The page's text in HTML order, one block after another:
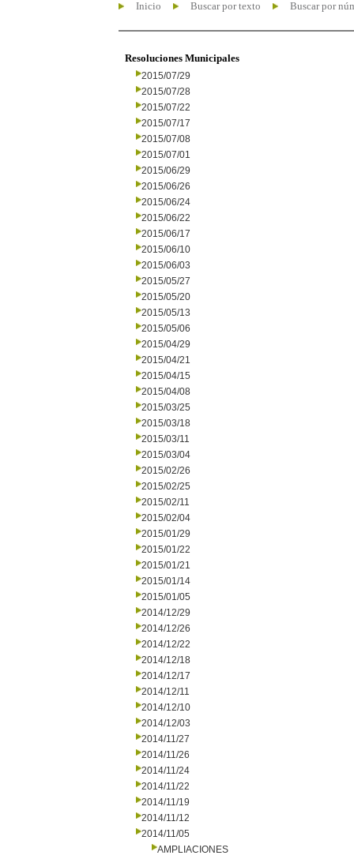
Inicio Buscar por texto Buscar por
Resoluciones Municipales
2015/07/29
2015/07/28
2015/07/22
2015/07/17
2015/07/08
2015/07/01
2015/06/29
2015/06/26
2015/06/24
2015/06/22
2015/06/17
2015/06/10
2015/06/03
2015/05/27
2015/05/20
2015/05/13
2015/05/06
2015/04/29
2015/04/21
2015/04/15
2015/04/08
2015/03/25
2015/03/18
2015/03/11
2015/03/04
2015/02/26
2015/02/25
2015/02/11
2015/02/04
2015/01/29
2015/01/22
2015/01/21
2015/01/14
2015/01/05
2014/12/29
2014/12/26
2014/12/22
2014/12/18
2014/12/17
2014/12/11
2014/12/10
2014/12/03
2014/11/27
2014/11/26
2014/11/24
2014/11/22
2014/11/19
2014/11/12
2014/11/05
AMPLIACIONES